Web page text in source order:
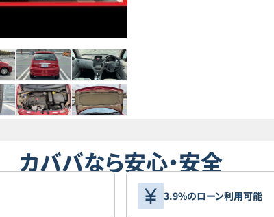
カババなら安心・安全
3.9%のローン利用可能